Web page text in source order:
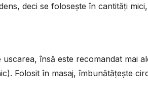
deci se folosește în cantități
uscarea, însă este recomandat mai
Folosit în masaj, îmbunătățește